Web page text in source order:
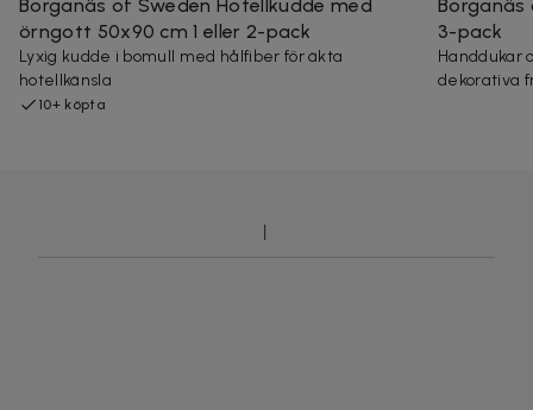
Borganäs of Sweden Hotellkudde med
örngott 50x90 cm 1 eller 2-pack
Lyxig kudde i bomull med hålfiber för äkta
hotellkänsla
10+ köpta
Borganäs
3-pack
Handdukar
dekorativa